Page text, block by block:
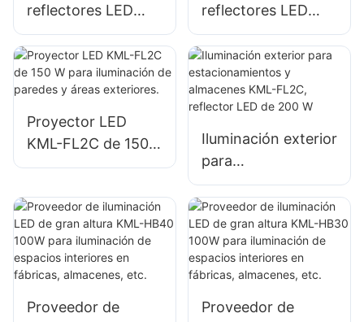
reflectores LED
KML-FL2C de 50 W
para vallas
publicitarias
exteriores e
iluminación de
señalización de
gran tamaño.
reflectores LED
KML-FL2C de 100
W para vallas
publicitarias
exteriores e
señalización de
gran tamaño.
Proyector LED
KML-FL2C de 150
W para iluminación
exteriores.
Iluminación exterior
para
estacionamientos y
almacenes KML-
FL2C, reflector LED
de 200 W
Proveedor de
Proveedor de